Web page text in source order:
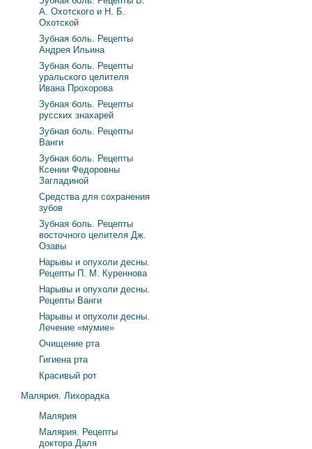
А. Охотского и Н. Б.
Охотской
Зубная боль. Рецепты
Андрея Ильина
Зубная боль. Рецепты
уральского целителя
Ивана Прохорова
Зубная боль. Рецепты
русских знахарей
Зубная боль. Рецепты
Ванги
Зубная боль. Рецепты
Ксении Федоровны
Загладиной
Средства для сохранения
зубов
Зубная боль. Рецепты
восточного целителя Дж.
Озавы
Нарывы и опухоли десны.
Рецепты П. М. Куреннова
Нарывы и опухоли десны.
Рецепты Ванги
Нарывы и опухоли десны.
Лечение «мумие»
Очищение рта
Гигиена рта
Красивый рот
Малярия. Лихорадка
Малярия
Малярия. Рецепты
доктора Даля